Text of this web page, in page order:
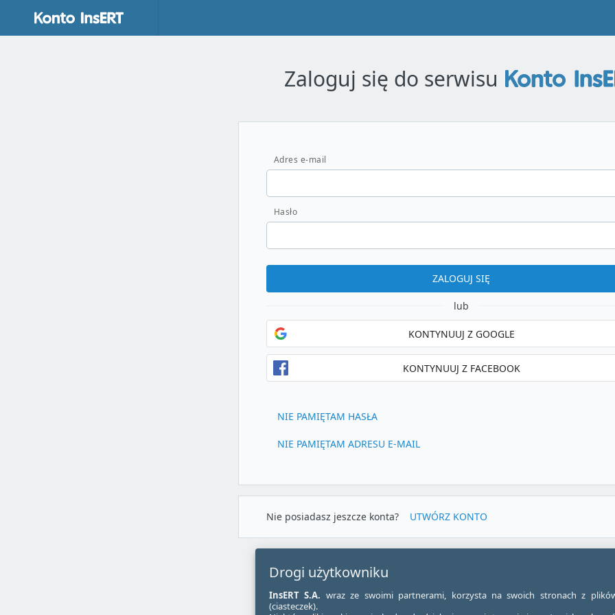
Zaloguj się do serwisu
Adres e-mail
Hasło
ZALOGUJ SIĘ
lub
KONTYNUUJ Z GOOGLE
KONTYNUUJ Z FACEBOOK
NIE PAMIĘTAM HASŁA
NIE PAMIĘTAM ADRESU E-MAIL
Nie posiadasz jeszcze konta? UTWÓRZ KONTO
Drogi użytkowniku
InsERT S.A. wraz ze swoimi partnerami, korzysta na swoich stronach z
(ciasteczek).